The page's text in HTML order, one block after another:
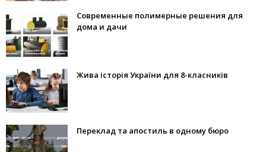
Современные полимерные решения для
дома и дачи
Жива історія України для 8-класників
Переклад та апостиль в одному бюро